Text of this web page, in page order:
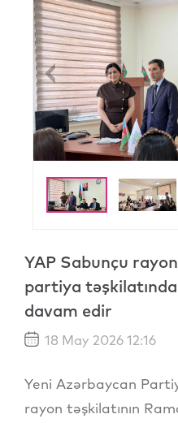
Previous
YAP Sabunçu
partiya
davam edir
18 May 2026 12:16
Yeni Azərbaycan
rayon təşkilatının